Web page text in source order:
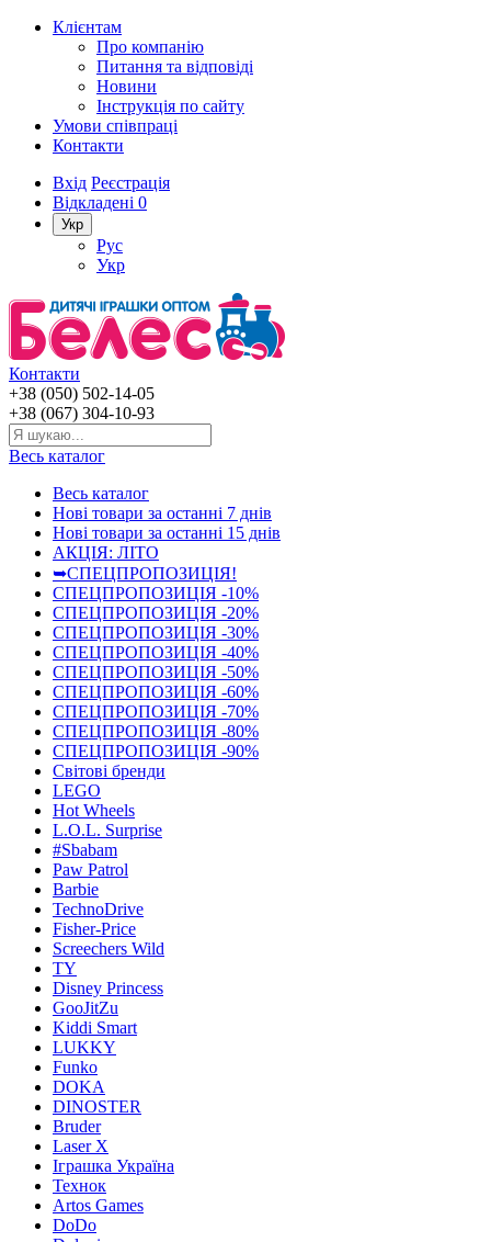
Клієнтам
Про компанію
Питання та відповіді
Новини
Інструкція по сайту
Умови співпраці
Контакти
Вхід Реєстрація
Відкладені 0
Укр
Рус
Укр
Контакти
+38 (050) 502-14-05
+38 (067) 304-10-93
Весь каталог
Весь каталог
Нові товари за останнi 7 днiв
Нові товари за останнi 15 днiв
АКЦІЯ: ЛІТО
➥СПЕЦПРОПОЗИЦІЯ!
СПЕЦПРОПОЗИЦІЯ -10%
СПЕЦПРОПОЗИЦІЯ -20%
СПЕЦПРОПОЗИЦІЯ -30%
СПЕЦПРОПОЗИЦІЯ -40%
СПЕЦПРОПОЗИЦІЯ -50%
СПЕЦПРОПОЗИЦІЯ -60%
СПЕЦПРОПОЗИЦІЯ -70%
СПЕЦПРОПОЗИЦІЯ -80%
СПЕЦПРОПОЗИЦІЯ -90%
Світові бренди
LEGO
Hot Wheels
L.O.L. Surprise
#Sbabam
Paw Patrol
Barbie
TechnoDrive
Fisher-Price
Screechers Wild
TY
Disney Princess
GooJitZu
Kiddi Smart
LUKKY
Funko
DOKA
DINOSTER
Bruder
Laser X
Іграшка Україна
Технок
Artos Games
DoDo